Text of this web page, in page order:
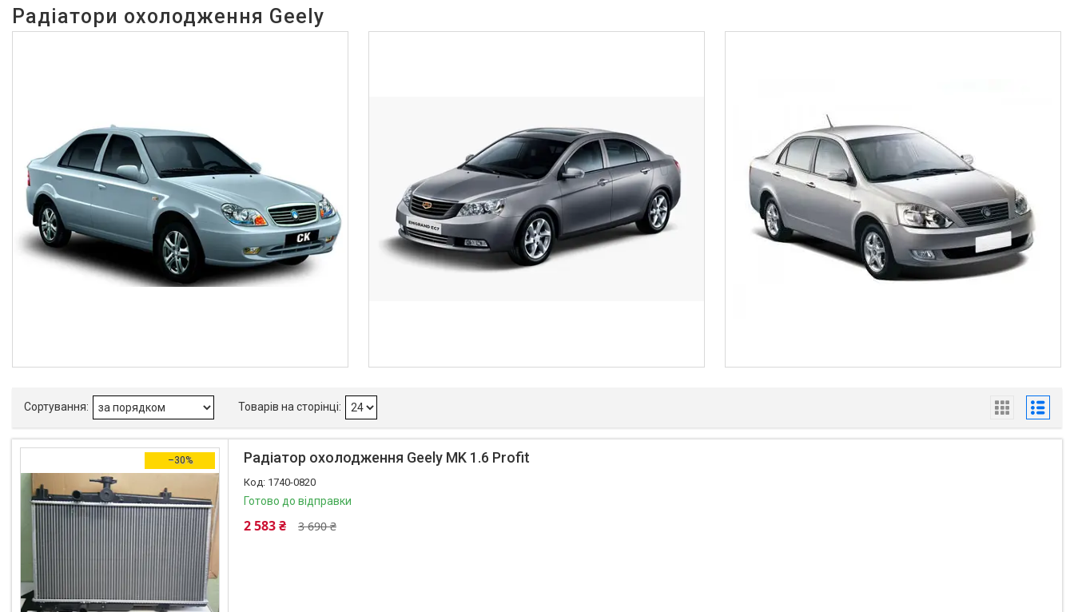
Каталог Запчастин
Корнева група
Радіатори охолодження Geely
–30% Радіатор охолодження Geely MK 1.6 Profit
1740-0820
Готово до відправки
3 690 ₴
2 583 ₴